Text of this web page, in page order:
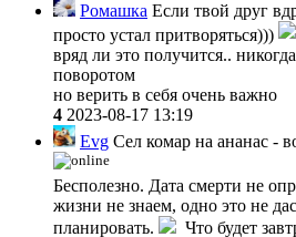
Ромашка Если твой друг
просто устал притворяться)))
вряд ли это получится..
поворотом
но верить в себя очень важно
4 2023-08-17 13:19
Evg Сел комар на ананас -
Бесполезно. Дата смерти не
жизни не знаем, одно это не
планировать.
Что будет